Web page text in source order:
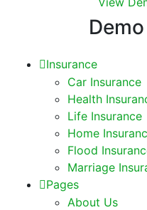
Insurance
Car Insurance
Health
Life Insurance
Home
Flood
Marriage
Pages
About Us